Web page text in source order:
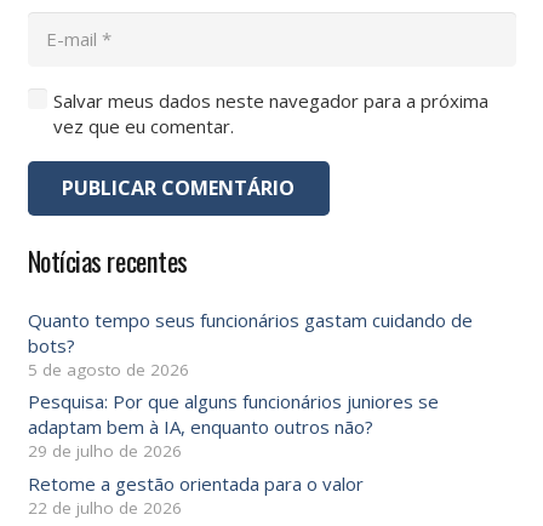
Salvar meus dados neste navegador para a próxima
vez que eu comentar.
PUBLICAR COMENTÁRIO
Notícias recentes
Quanto tempo seus funcionários gastam cuidando de
bots?
5 de agosto de 2026
Pesquisa: Por que alguns funcionários juniores se
adaptam bem à IA, enquanto outros não?
29 de julho de 2026
Retome a gestão orientada para o valor
22 de julho de 2026